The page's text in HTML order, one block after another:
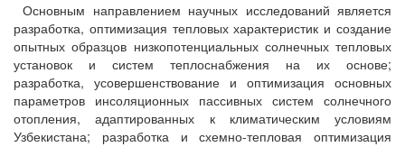
Основным направлением научных исследований является
разработка, оптимизация тепловых характеристик и создание
опытных образцов низкопотенциальных солнечных тепловых
установок и систем теплоснабжения на их основе;
разработка, усовершенствование и оптимизация основных
параметров инсоляционных пассивных систем солнечного
отопления, адаптированных к климатическим условиям
Узбекистана; разработка и схемно-тепловая оптимизация